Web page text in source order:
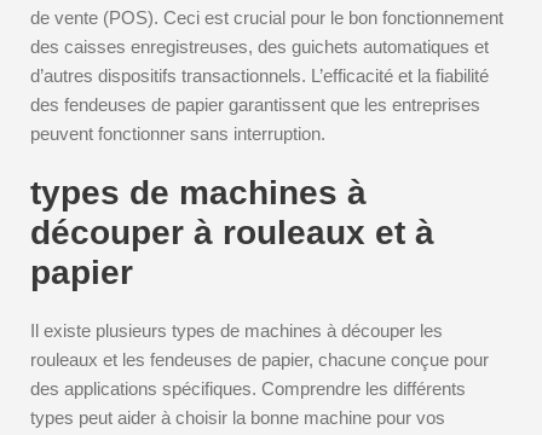
de vente (POS). Ceci est crucial pour le bon fonctionnement
des caisses enregistreuses, des guichets automatiques et
d’autres dispositifs transactionnels. L’efficacité et la fiabilité
des fendeuses de papier garantissent que les entreprises
peuvent fonctionner sans interruption.
types de machines à
découper à rouleaux et à
papier
Il existe plusieurs types de machines à découper les
rouleaux et les fendeuses de papier, chacune conçue pour
des applications spécifiques. Comprendre les différents
types peut aider à choisir la bonne machine pour vos